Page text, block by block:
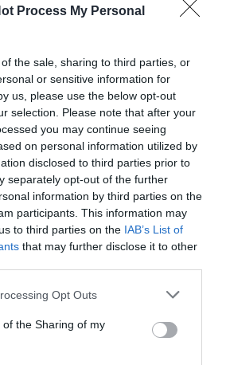
Process My Personal
the sale, sharing to third parties, or
or sensitive information for
us, please use the below opt-out
selection. Please note that after your
you may continue seeing
on personal information utilized by
disclosed to third parties prior to
separately opt-out of the further
information by third parties on the
participants. This information may
to third parties on the IAB’s List of
that may further disclose it to other
app uses one or more Google
or usage behaviour. You may click to
to Google and its third-party tags to
specified purposes in below Google
Opt Outs
the Sharing of my
az emberektől, hogy de jól nézek
egy új kapcsolatba, az még
a magazinnak Palya Bea, aki csak
édesapjáról.
arra koncentráljak, ami az új
akik velem vannak. Nem
nyeresége is van ennek a
önismereti utazás és napi lecke is –
aki a zenéjével szeretne segíteni
helyzetben vannak, mint ő.